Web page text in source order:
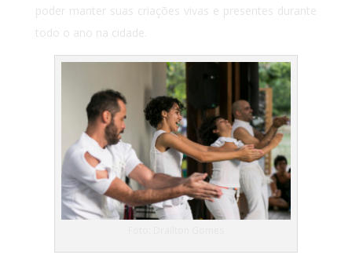
poder manter suas criações vivas e presentes durante
todo o ano na cidade.